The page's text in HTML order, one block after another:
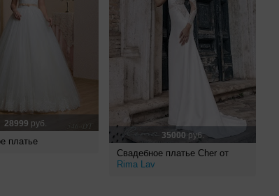
28999 руб.
платье
35000руб.
Свадебное платье Cher от
Rima Lav